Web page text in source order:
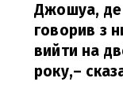
Джошуа, де
говорив з
вийти на
року,–